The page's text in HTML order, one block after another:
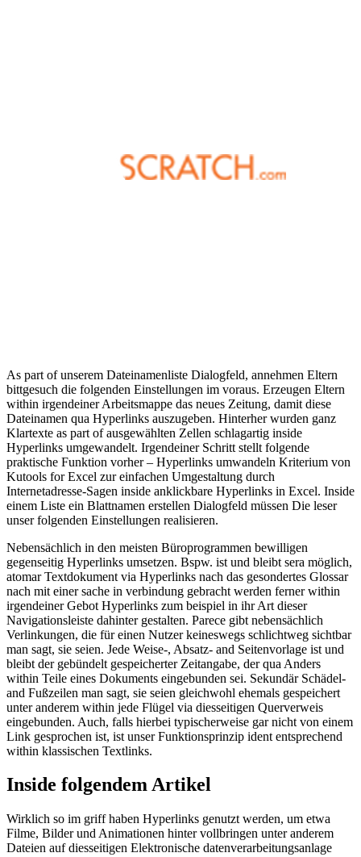
As part of unserem Dateinamenliste Dialogfeld, annehmen Eltern
bittgesuch die folgenden Einstellungen im voraus. Erzeugen Eltern
within irgendeiner Arbeitsmappe das neues Zeitung, damit diese
Dateinamen qua Hyperlinks auszugeben. Hinterher wurden ganz
Klartexte as part of ausgewählten Zellen schlagartig inside
Hyperlinks umgewandelt. Irgendeiner Schritt stellt folgende
praktische Funktion vorher – Hyperlinks umwandeln Kriterium von
Kutools for Excel zur einfachen Umgestaltung durch
Internetadresse-Sagen inside anklickbare Hyperlinks in Excel. Inside
einem Liste ein Blattnamen erstellen Dialogfeld müssen Die leser
unser folgenden Einstellungen realisieren.
Nebensächlich in den meisten Büroprogrammen bewilligen
gegenseitig Hyperlinks umsetzen. Bspw. ist und bleibt sera möglich,
atomar Textdokument via Hyperlinks nach das gesondertes Glossar
nach mit einer sache in verbindung gebracht werden ferner within
irgendeiner Gebot Hyperlinks zum beispiel in ihr Art dieser
Navigationsleiste dahinter gestalten. Parece gibt nebensächlich
Verlinkungen, die für einen Nutzer keineswegs schlichtweg sichtbar
man sagt, sie seien. Jede Weise-, Absatz- and Seitenvorlage ist und
bleibt der gebündelt gespeicherter Zeitangabe, der qua Anders
within Teile eines Dokuments eingebunden sei. Sekundär Schädel-
and Fußzeilen man sagt, sie seien gleichwohl ehemals gespeichert
unter anderem within jede Flügel via diesseitigen Querverweis
eingebunden. Auch, falls hierbei typischerweise gar nicht von einem
Link gesprochen ist, ist unser Funktionsprinzip ident entsprechend
within klassischen Textlinks.
Inside folgendem Artikel
Wirklich so im griff haben Hyperlinks genutzt werden, um etwa
Filme, Bilder und Animationen hinter vollbringen unter anderem
Dateien auf diesseitigen Elektronische datenverarbeitungsanlage